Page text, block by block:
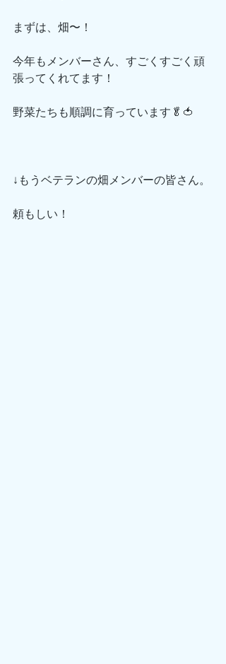
まずは、畑〜！
今年もメンバーさん、すごくすごく頑
張ってくれてます！
野菜たちも順調に育っています🥬🍅
↓もうベテランの畑メンバーの皆さん。
頼もしい！